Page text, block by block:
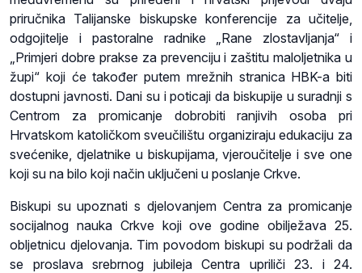
priručnika Talijanske biskupske konferencije za učitelje,
odgojitelje i pastoralne radnike „Rane zlostavljanja“ i
„Primjeri dobre prakse za prevenciju i zaštitu maloljetnika u
župi“ koji će također putem mrežnih stranica HBK-a biti
dostupni javnosti. Dani su i poticaji da biskupije u suradnji s
Centrom za promicanje dobrobiti ranjivih osoba pri
Hrvatskom katoličkom sveučilištu organiziraju edukaciju za
svećenike, djelatnike u biskupijama, vjeroučitelje i sve one
koji su na bilo koji način uključeni u poslanje Crkve.
Biskupi su upoznati s djelovanjem Centra za promicanje
socijalnog nauka Crkve koji ove godine obilježava 25.
obljetnicu djelovanja. Tim povodom biskupi su podržali da
se proslava srebrnog jubileja Centra upriliči 23. i 24.